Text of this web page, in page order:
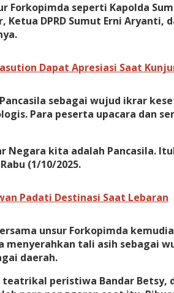
seperti Kapolda
DPRD Sumut Erni
Dapat Apresiasi Saat
sebagai wujud ikrar
Para peserta upacara dan
kita adalah Pancasila.
(1/10/2025.
Padati Destinasi Saat Lebaran
unsur Forkopimda
tali asih sebagai
daerah.
peristiwa Bandar